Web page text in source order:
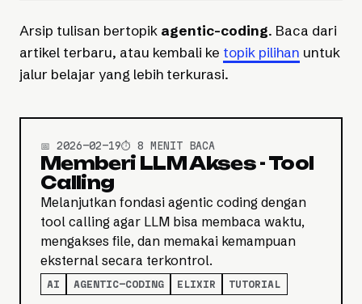
Arsip tulisan bertopik agentic-coding. Baca dari
artikel terbaru, atau kembali ke topik pilihan untuk
jalur belajar yang lebih terkurasi.
📅 2026-02-19⏱️ 8 MENIT BACA
Memberi LLM Akses - Tool
Calling
Melanjutkan fondasi agentic coding dengan
tool calling agar LLM bisa membaca waktu,
mengakses file, dan memakai kemampuan
eksternal secara terkontrol.
AI AGENTIC-CODING ELIXIR TUTORIAL